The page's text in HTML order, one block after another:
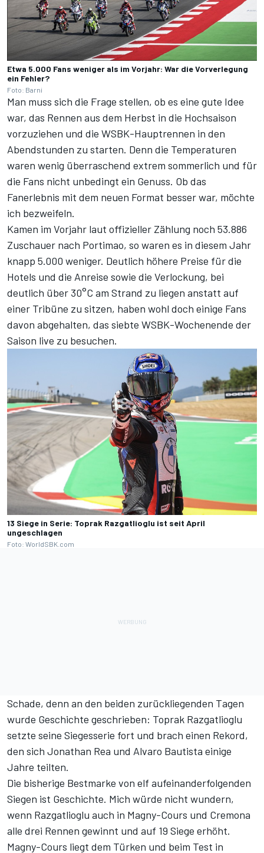
Etwa 5.000 Fans weniger als im Vorjahr: War die Vorverlegung
ein Fehler?
Foto: Barni
Man muss sich die Frage stellen, ob es eine gute Idee
war, das Rennen aus dem Herbst in die Hochsaison
vorzuziehen und die WSBK-Hauptrennen in den
Abendstunden zu starten. Denn die Temperaturen
waren wenig überraschend extrem sommerlich und für
die Fans nicht unbedingt ein Genuss. Ob das
Fanerlebnis mit dem neuen Format besser war, möchte
ich bezweifeln.
Kamen im Vorjahr laut offizieller Zählung noch 53.886
Zuschauer nach Portimao, so waren es in diesem Jahr
knapp 5.000 weniger. Deutlich höhere Preise für die
Hotels und die Anreise sowie die Verlockung, bei
deutlich über 30°C am Strand zu liegen anstatt auf
einer Tribüne zu sitzen, haben wohl doch einige Fans
davon abgehalten, das siebte WSBK-Wochenende der
Saison live zu besuchen.
13 Siege in Serie: Toprak Razgatlioglu ist seit April
ungeschlagen
Foto: WorldSBK.com
Schade, denn an den beiden zurückliegenden Tagen
wurde Geschichte geschrieben: Toprak Razgatlioglu
setzte seine Siegesserie fort und brach einen Rekord,
den sich Jonathan Rea und Alvaro Bautista einige
Jahre teilten.
Die bisherige Bestmarke von elf aufeinanderfolgenden
Siegen ist Geschichte. Mich würde nicht wundern,
wenn Razgatlioglu auch in Magny-Cours und Cremona
alle drei Rennen gewinnt und auf 19 Siege erhöht.
Magny-Cours liegt dem Türken und beim Test in